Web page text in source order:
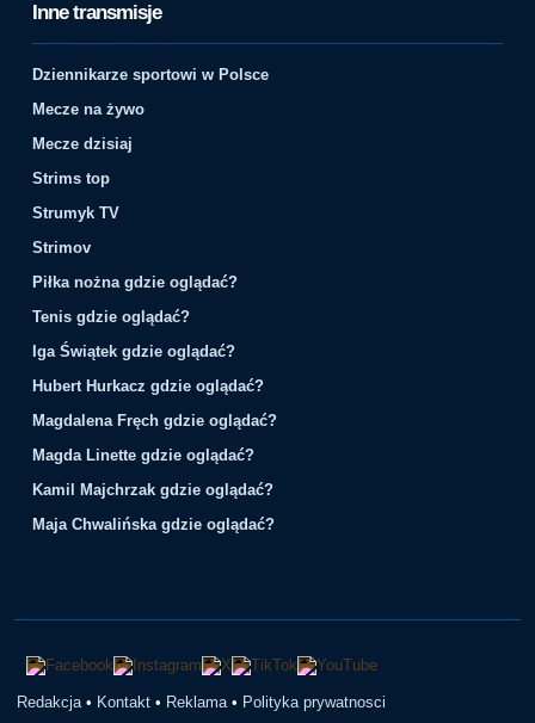
Inne transmisje
Dziennikarze sportowi w Polsce
Mecze na żywo
Mecze dzisiaj
Strims top
Strumyk TV
Strimov
Piłka nożna gdzie oglądać?
Tenis gdzie oglądać?
Iga Świątek gdzie oglądać?
Hubert Hurkacz gdzie oglądać?
Magdalena Fręch gdzie oglądać?
Magda Linette gdzie oglądać?
Kamil Majchrzak gdzie oglądać?
Maja Chwalińska gdzie oglądać?
Redakcja • Kontakt • Reklama • Polityka prywatnosci